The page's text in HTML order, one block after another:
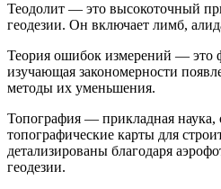
Теодолит — это высокоточный
геодезии. Он включает лимб,
Теория ошибок измерений — это
изучающая закономерности
методы их уменьшения.
Топография — прикладная наука,
топографические карты для
детализированы благодаря
геодезии.